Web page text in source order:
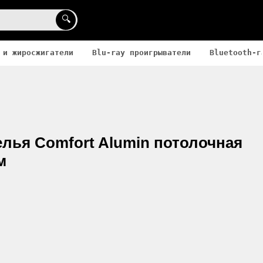
🔍
жиросжигатели Blu-ray проигрыватели Bluetooth-
Comfort Alumin потолочная